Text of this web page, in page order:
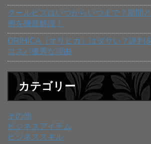
クールビズはいつからいつまで？期間
例を徹底解説！
ORIHICA（オリヒカ）はダサい？評判
コスパ優秀な理由
カテゴリー
その他
ビジネスアイテム
ビジネススキル